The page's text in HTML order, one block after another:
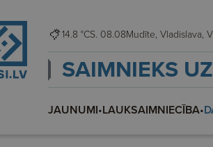
14.8 °CS. 08.08
SAIMNIEKS
JAUNUMI•LAUKSAIMNIECĪBA•